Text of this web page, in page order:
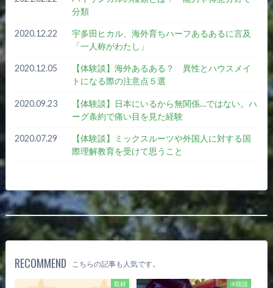
分類
2020.12.22
宇多田ヒカル、海外育ちハーフあるあるに言及
「一人称がわたし」
2020.12.05
【体験談】海外あるある？ 異性とハウスメイ
トになる際の注意点５選
2020.09.23
【体験談】日本にいるから無関係…ではない。ハ
ーグ条約で痛い目を見た経験
2020.07.29
【体験談】ミックスルーツや外国人に対する国
際理解教育を受けて思うこと
RECOMMEND こちらの記事も人気です。
取材 体験談